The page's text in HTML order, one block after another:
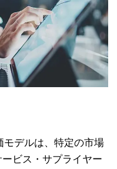
デルは、特定の市場
ビス・サプライヤー